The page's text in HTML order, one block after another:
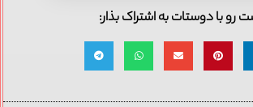
رو با دوستات به اشتراک بذار: